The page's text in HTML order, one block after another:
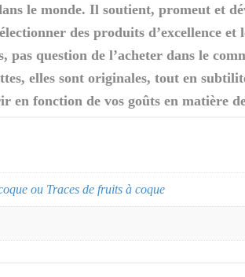
le monde. Il soutient, promeut et
des produits d’excellence
pas question de l’acheter dans le
elles sont originales, tout en
en fonction de vos goûts en matière
ou Traces de fruits à coque